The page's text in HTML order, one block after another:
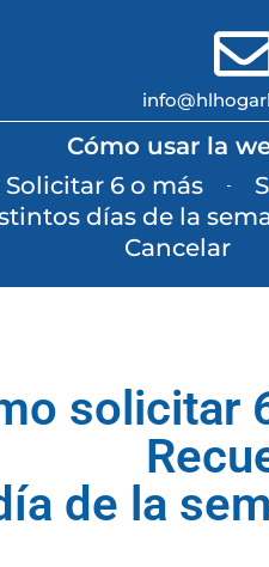
Cómo usar la
Solicitar 6 o más
días de la
Cancelar
solicitar
de la